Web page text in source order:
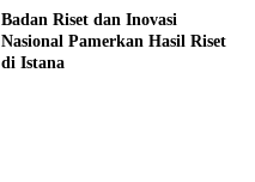
Badan Riset dan Inovasi
Nasional Pamerkan Hasil Riset
di Istana